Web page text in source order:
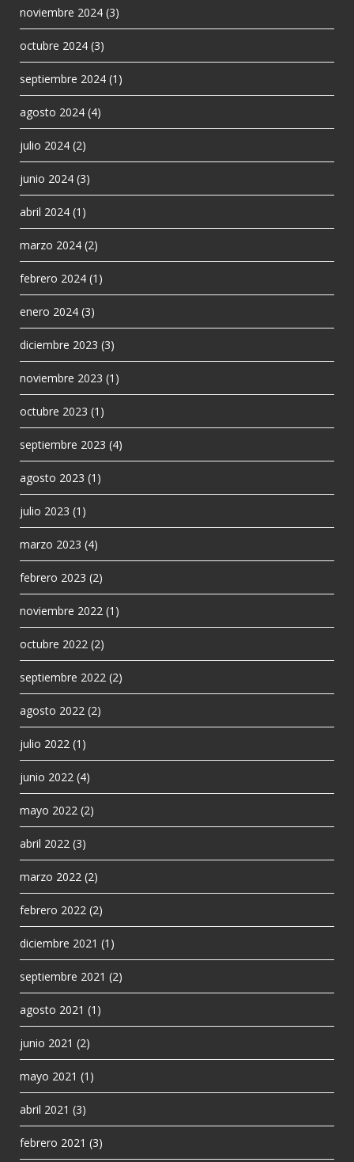
noviembre 2024 (3)
octubre 2024 (3)
septiembre 2024 (1)
agosto 2024 (4)
julio 2024 (2)
junio 2024 (3)
abril 2024 (1)
marzo 2024 (2)
febrero 2024 (1)
enero 2024 (3)
diciembre 2023 (3)
noviembre 2023 (1)
octubre 2023 (1)
septiembre 2023 (4)
agosto 2023 (1)
julio 2023 (1)
marzo 2023 (4)
febrero 2023 (2)
noviembre 2022 (1)
octubre 2022 (2)
septiembre 2022 (2)
agosto 2022 (2)
julio 2022 (1)
junio 2022 (4)
mayo 2022 (2)
abril 2022 (3)
marzo 2022 (2)
febrero 2022 (2)
diciembre 2021 (1)
septiembre 2021 (2)
agosto 2021 (1)
junio 2021 (2)
mayo 2021 (1)
abril 2021 (3)
febrero 2021 (3)